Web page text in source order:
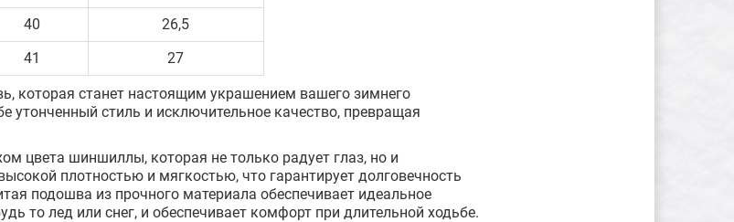
40
26,5
41
27
которая станет настоящим украшением вашего зимнего
утонченный стиль и исключительное качество, превращая
цвета шиншиллы, которая не только радует глаз, но и
плотностью и мягкостью, что гарантирует долговечность
подошва из прочного материала обеспечивает идеальное
то лед или снег, и обеспечивает комфорт при длительной ходьбе.